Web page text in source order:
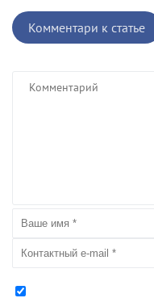
Комментари к статье